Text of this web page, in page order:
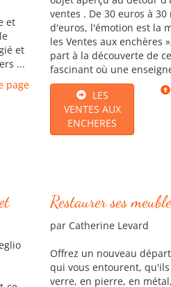
et
et
...
page
ventes . De 30 euros à
d'euros, l'émotion est la
les Ventes aux enchères
part à la découverte de
fascinant où une
LES
VENTES AUX
ENCHERES
Restaurer ses
par Catherine Levard
Offrez un nouveau
qui vous entourent,
verre, en pierre, en